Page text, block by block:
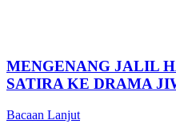
MENGENANG JALIL
SATIRA KE DRAMA
Bacaan Lanjut